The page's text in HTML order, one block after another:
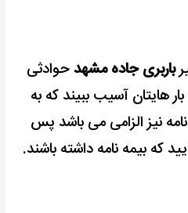
باربری جاده مشهدحوادثی
هایتان آسیب ببیند که به
نیز الزامی می باشد پس
که بیمه نامه داشته باشند.